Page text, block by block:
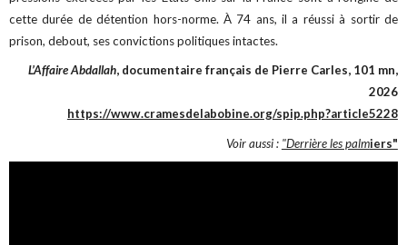
cette durée de détention hors-norme. À 74 ans, il a réussi à sortir de
prison, debout, ses convictions politiques intactes.
L’Affaire Abdallah, documentaire français de Pierre Carles, 101 mn,
2026
https://www.cramesdelabobine.org/spip.php?article5228
Voir aussi : "Derrière les palmiers"